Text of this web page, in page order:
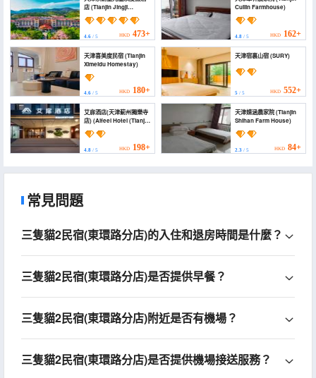
店 (Tianjin Jingji
Saintlight Resort&Spa)
4.6 / 5 HKD 473+
Cuilin Farmhouse)
4.8/ 5 HKD 162+
天津喜美度民宿 (Tianjin
Ximeidu Homestay)
4.6 / 5 HKD 180+
天津宿裏山宿 (SURY)
5/ 5 HKD 552+
艾扉酒店(天津薊州獨樂寺
店) (Aifeel Hotel (Tianjin
Jizhou Dule Temple))
4.8 / 5 HKD 198+
天津婧涵農家院 (Tianjin
Shihan Farm House)
2.3/ 5 HKD 84+
常見問題
三隻貓2民宿(東環路分店)的入住和退房時間是什麼？
三隻貓2民宿(東環路分店)是否提供早餐？
三隻貓2民宿(東環路分店)附近是否有機場？
三隻貓2民宿(東環路分店)是否提供機場接送服務？